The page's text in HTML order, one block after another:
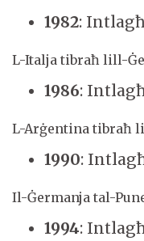
1982:
L-Italja tibraħ lill-
1986:
L-Arġentina tibraħ
1990:
Il-Ġermanja tal-
1994: